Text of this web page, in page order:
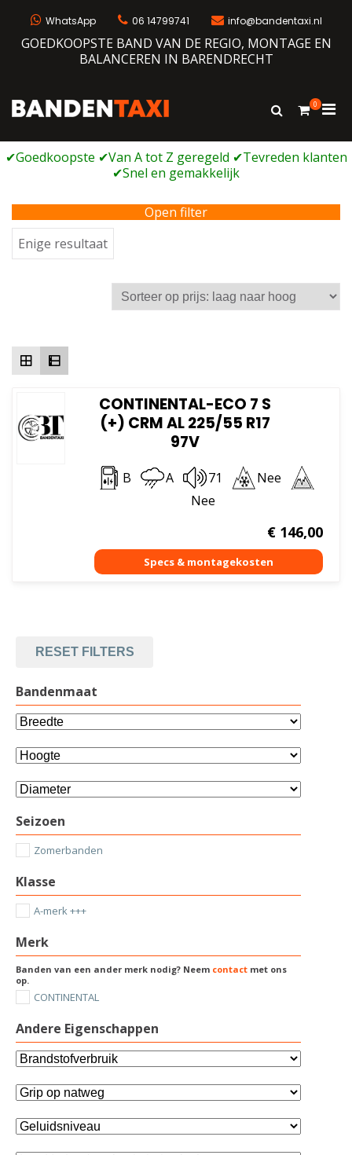
WhatsApp 06 14799741 info@bandentaxi.nl
GOEDKOOPSTE BAND VAN DE REGIO, MONTAGE EN
BALANCEREN IN BARENDRECHT
Bandengarage met eigen webshop
Toon
0
voor
Open filter
Enige resultaat
CONTINENTAL-ECO 7 S
(+) CRM AL 225/55 R17
97V
B A 71
Nee
Nee
€146,00
RESET FILTERS
Bandenmaat
Seizoen
Zomerbanden
Klasse
A-merk +++
Merk
Banden van een ander merk nodig? Neem contact met ons
op.
CONTINENTAL
Andere Eigenschappen